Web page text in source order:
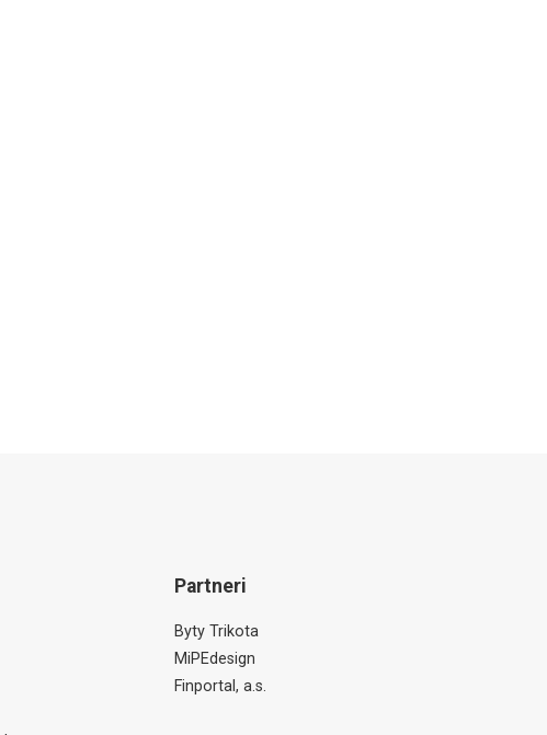
Partneri
Byty Trikota
MiPEdesign
Finportal, a.s.